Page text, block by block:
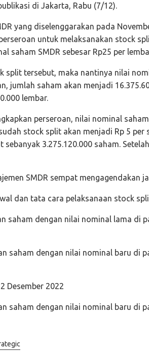
di Jakarta, Rabu (7/12).
yang diselenggarakan pada
untuk melaksanakan stock
saham SMDR sebesar Rp25 per
split tersebut, maka nantinya nilai
jumlah saham akan menjadi
lembar.
perseroan, nilai nominal
stock split akan menjadi Rp 5 per
sebanyak 3.275.120.000 saham.
SMDR sempat mengagendakan
dan tata cara pelaksanaan stock
saham dengan nilai nominal lama di
saham dengan nilai nominal baru di
Desember 2022
saham dengan nilai nominal baru di